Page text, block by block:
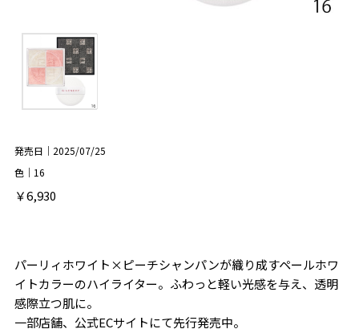
発売日｜2025/07/25
色｜16
￥6,930
パーリィホワイト×ピーチシャンパンが織り成すペールホワ
イトカラーのハイライター。ふわっと軽い光感を与え、透明
感際立つ肌に。
一部店舗、公式ECサイトにて先行発売中。